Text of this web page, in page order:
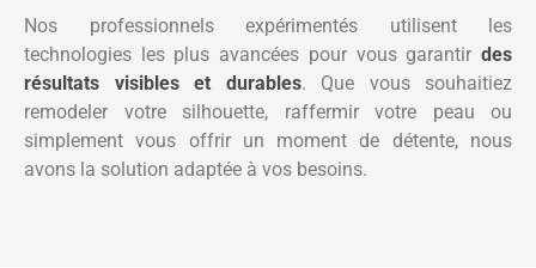
Nos professionnels expérimentés utilisent les
technologies les plus avancées pour vous garantir des
résultats visibles et durables. Que vous souhaitiez
remodeler votre silhouette, raffermir votre peau ou
simplement vous offrir un moment de détente, nous
avons la solution adaptée à vos besoins.